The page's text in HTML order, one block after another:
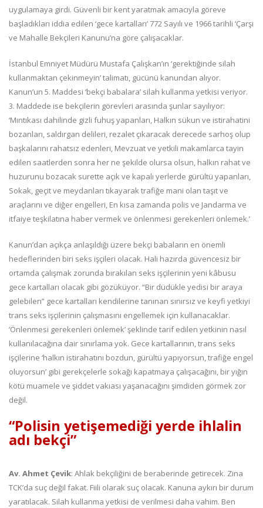
uygulamaya girdi. Güvenli bir kent yaratmak amacıyla göreve
başladıkları iddia edilen ‘gece kartalları’ 772 Sayılı ve 1966 tarihli ‘Çarşı
ve Mahalle Bekçileri Kanunu’na göre çalışacaklar.
İstanbul Emniyet Müdürü Mustafa Çalışkan’ın ‘gerektiğinde silah
kullanmaktan çekinmeyin’ talimatı, gücünü kanundan alıyor.
Kanun’un 5. Maddesi ‘bekçi babalara’ silah kullanma yetkisi veriyor.
3. Maddede ise bekçilerin görevleri arasında şunlar sayılıyor:
‘Mıntıkası dahilinde gizli fuhuş yapanları, Halkın sükun ve istirahatini
bozanları, saldırgan delileri, rezalet çıkaracak derecede sarhoş olup
başkalarını rahatsız edenleri, Mevzuat ve yetkili makamlarca tayin
edilen saatlerden sonra her ne şekilde olursa olsun, halkın rahat ve
huzurunu bozacak surette açık ve kapalı yerlerde gürültü yapanları,
Sokak, geçit ve meydanları tıkayarak trafiğe mani olan taşıt ve
araçlarını ve diğer engelleri, En kısa zamanda polis ve Jandarma ve
itfaiye teşkilatına haber vermek ve önlenmesi gerekenleri önlemek.’
Kanun’dan açıkça anlaşıldığı üzere bekçi babaların en önemli
hedeflerinden biri seks işçileri olacak. Hali hazırda güvencesiz bir
ortamda çalışmak zorunda bırakılan seks işçilerinin yeni kâbusu
gece kartalları olacak gibi gözüküyor. “Bir düdükle yedisi bir araya
gelebilen” gece kartalları kendilerine tanınan sınırsız ve keyfi yetkiyi
trans seks işçilerinin çalışmasını engellemek için kullanacaklar.
‘Önlenmesi gerekenleri önlemek’ şeklinde tarif edilen yetkinin nasıl
kullanılacağına dair sınırlama yok. Gece kartallarının, trans seks
işçilerine ‘halkın istirahatını bozdun, gürültü yapıyorsun, trafiğe engel
oluyorsun’ gibi gerekçelerle sokağı kapatmaya çalışacağını, bir yığın
kötü muamele ve şiddet vakıası yaşanacağını şimdiden görmek zor
değil.
“Polisin yetişemediği yerde ihlalin
adı bekçi”
Av. Ahmet Çevik: Ahlak bekçiliğini de beraberinde getirecek. Zina
TCK’da suç değil fakat. Fiili olarak suç olacak. Kanuna aykırı bir durum
yaratılacak. Silah kullanma yetkisi de verilmesi daha vahim. Ben